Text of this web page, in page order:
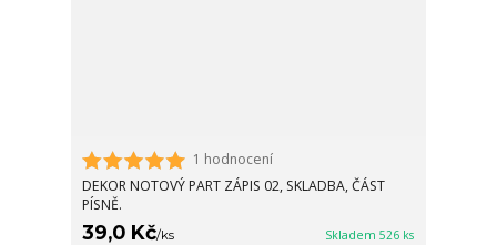
1 hodnocení
DEKOR NOTOVÝ PART ZÁPIS 02, SKLADBA, ČÁST
PÍSNĚ.
39,0 Kč/ks Skladem 526 ks